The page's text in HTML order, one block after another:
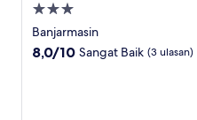
Properti
bintang
3.0
Banjarmasin
8.0
8,0/10 Sangat Baik (3 ulasan)